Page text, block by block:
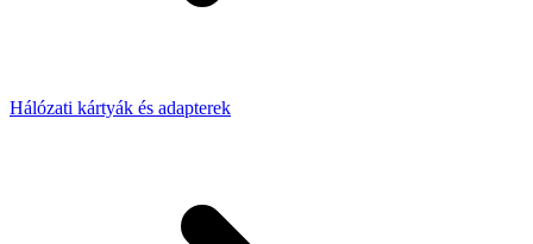
Hálózati kártyák és adapterek